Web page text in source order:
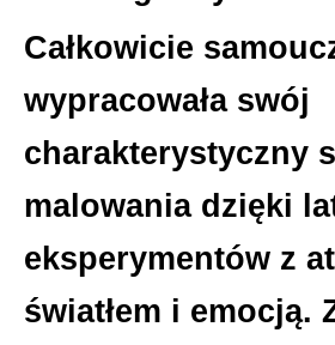
Całkowicie
wypracowała swój
charakterystyczny
malowania dzięki
eksperymentów z
światłem i emocją.